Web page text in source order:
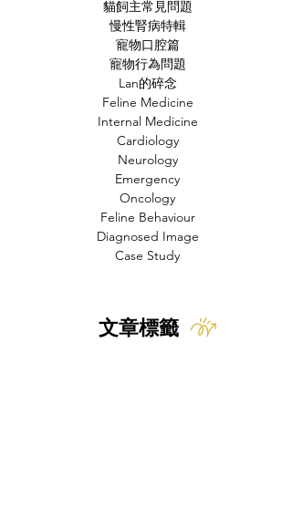
貓飼主常見問題
慢性腎病特輯
寵物口腔篇
寵物行為問題
Lan的碎念
Feline Medicine
Internal Medicine
Cardiology
Neurology
Emergency
Oncology
Feline Behaviour
Diagnosed Image
Case Study
文章標籤